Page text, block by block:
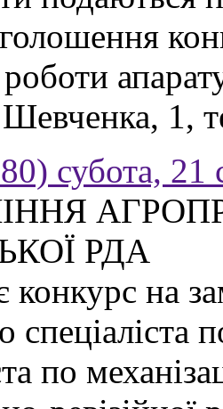
1,
субота, 21
РДА
конкурс на
спеціаліста
по